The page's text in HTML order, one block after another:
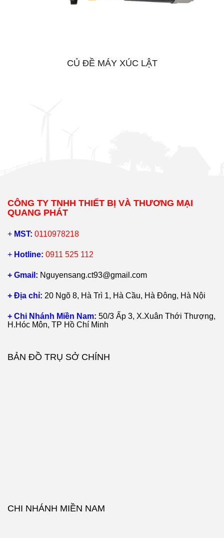
CỦ ĐỀ MÁY XÚC LẬT
CÔNG TY TNHH THIẾT BỊ VÀ THƯƠNG MẠI
QUANG PHÁT
+ MST: 0110978218
+ Hotline: 0911 525 112
+ Gmail: Nguyensang.ct93@gmail.com
+ Địa chỉ: 20 Ngõ 8, Hà Trì 1, Hà Cầu, Hà Đông, Hà Nội
+ Chi Nhánh Miền Nam: 50/3 Ấp 3, X.Xuân Thới Thượng,
H.Hóc Môn, TP Hồ Chí Minh
BẢN ĐỒ TRỤ SỞ CHÍNH
CHI NHÁNH MIỀN NAM